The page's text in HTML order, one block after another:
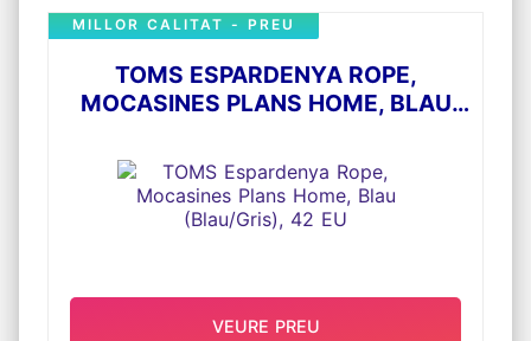
TOMS ESPARDENYA ROPE,
MOCASINES PLANS HOME, BLAU
MILLOR CALITAT - PREU
VEURE PREU